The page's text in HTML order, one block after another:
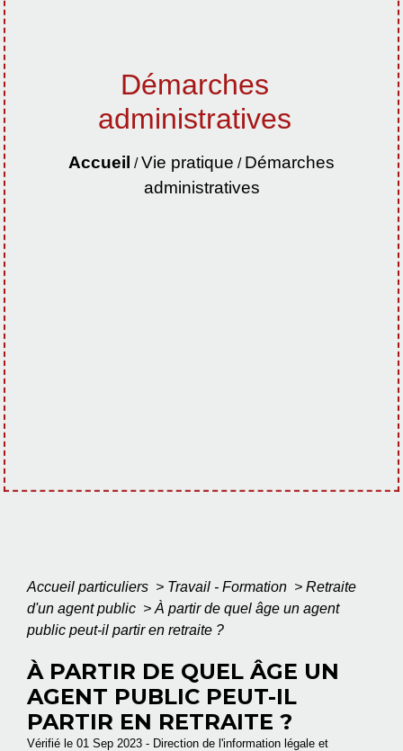
Démarches
administratives
Accueil /Vie pratique / Démarches
administratives
Accueil particuliers > Travail - Formation > Retraite
d'un agent public > À partir de quel âge un agent
public peut-il partir en retraite ?
À PARTIR DE QUEL ÂGE UN
AGENT PUBLIC PEUT-IL
PARTIR EN RETRAITE ?
Vérifié le 01 Sep 2023 - Direction de l'information légale et